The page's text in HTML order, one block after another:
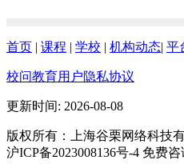
首页 | 课程 | 学校 | 机构动态| 平
校问教育用户隐私协议
更新时间: 2026-08-08
版权所有：上海谷栗网络科技
沪ICP备2023008136号-4 免费咨